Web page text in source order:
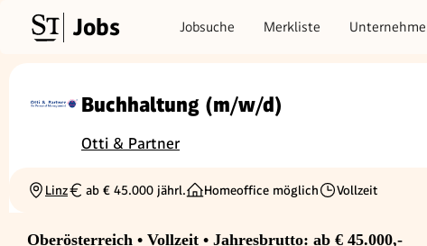
Jobs Jobsuche Merkliste
Buchhaltung (m/w/d)
Otti & Partner
Ortschaft
Linz
Gehalt
ab € 45.000 jährl. Homeoffice möglich
Beschäftigungsart
Vollzeit
Oberösterreich • Vollzeit • Jahresbrutto: ab € 45.000,-